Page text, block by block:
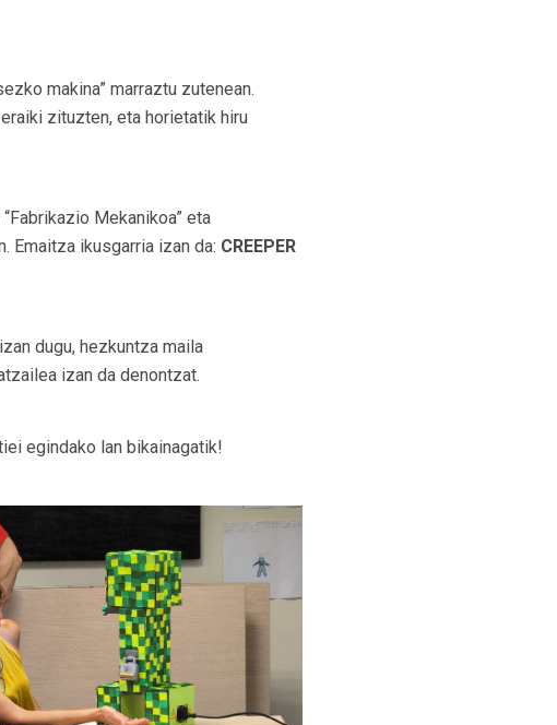
makina” marraztu zutenean.
zituzten, eta horietatik hiru
Mekanikoa” eta
Emaitza ikusgarria izan da: CREEPER
dugu, hezkuntza maila
izan da denontzat.
egindako lan bikainagatik!